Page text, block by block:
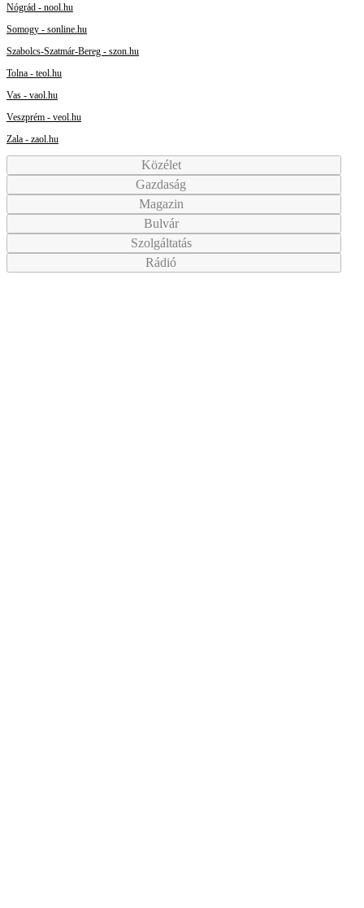
Nógrád - nool.hu
Somogy - sonline.hu
Szabolcs-Szatmár-Bereg - szon.hu
Tolna - teol.hu
Vas - vaol.hu
Veszprém - veol.hu
Zala - zaol.hu
Közélet
Gazdaság
Magazin
Bulvár
Szolgáltatás
Rádió